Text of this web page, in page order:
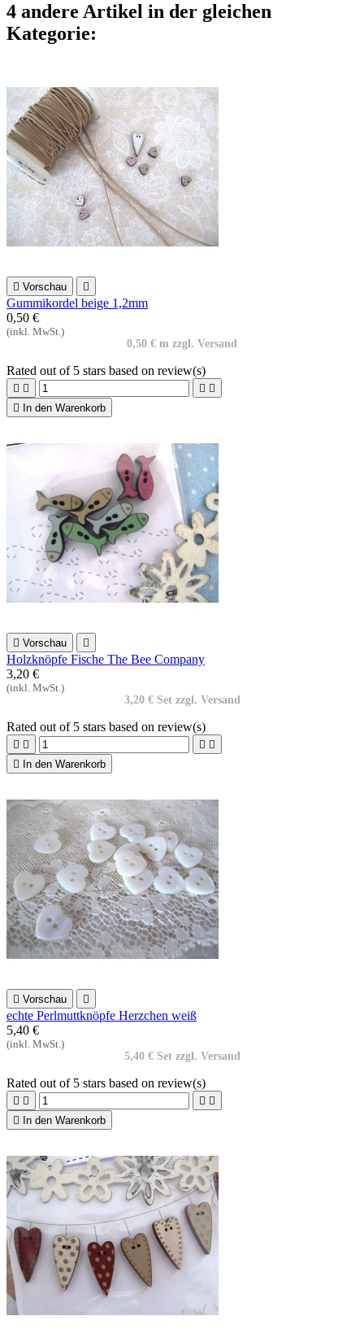
4 andere Artikel in der gleichen
Kategorie:
 Vorschau 
Gummikordel beige 1,2mm
0,50 €
(inkl. MwSt.)
0,50 € m zzgl. Versand
Rated out of 5 stars based on review(s)
   

In den Warenkorb
 Vorschau 
Holzknöpfe Fische The Bee Company
3,20 €
(inkl. MwSt.)
3,20 € Set zzgl. Versand
Rated out of 5 stars based on review(s)
   

In den Warenkorb
 Vorschau 
echte Perlmuttknöpfe Herzchen weiß
5,40 €
(inkl. MwSt.)
5,40 € Set zzgl. Versand
Rated out of 5 stars based on review(s)
   

In den Warenkorb